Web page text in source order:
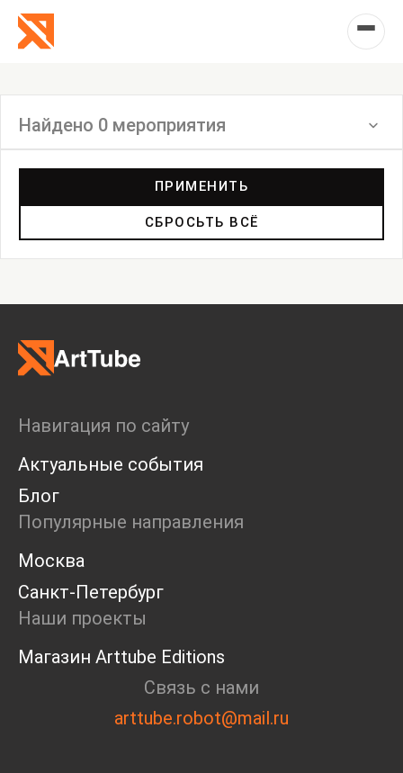
Найдено 0 мероприятия
Мастерские
Дискуссия
Пост-релиз
Маркет
Интервью
Open call
Экскурсия
Дискуссия
Cosmoscow 2024
Blazar 2024
Встречи
Круглый стол
ПРИМЕНИТЬ
СБРОСЬТЬ ВСЁ
Навигация по сайту
Актуальные события
Блог
Популярные направления
Москва
Санкт-Петербург
Наши проекты
Магазин Arttube Editions
Связь с нами
arttube.robot@mail.ru